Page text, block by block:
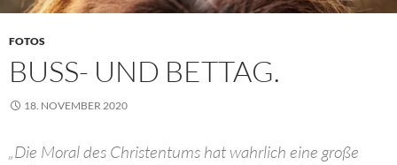
FOTOS
BUSS- UND BETTAG.
18. NOVEMBER 2020
„Die Moral des Christentums hat wahrlich eine große